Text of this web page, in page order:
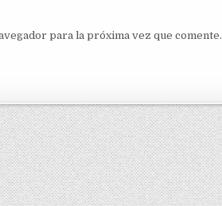
para la próxima vez que comente.